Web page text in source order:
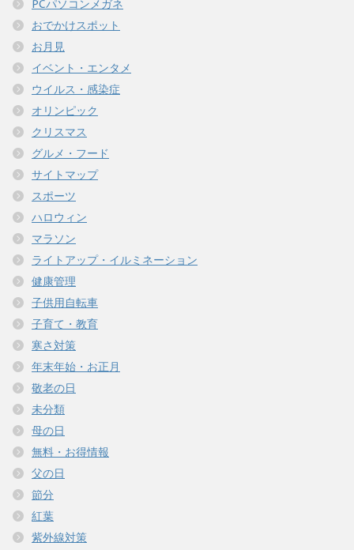
PCパソコンメガネ
おでかけスポット
お月見
イベント・エンタメ
ウイルス・感染症
オリンピック
クリスマス
グルメ・フード
サイトマップ
スポーツ
ハロウィン
マラソン
ライトアップ・イルミネーション
健康管理
子供用自転車
子育て・教育
寒さ対策
年末年始・お正月
敬老の日
未分類
母の日
無料・お得情報
父の日
節分
紅葉
紫外線対策